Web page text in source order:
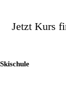
Jetzt Kurs
Skischule